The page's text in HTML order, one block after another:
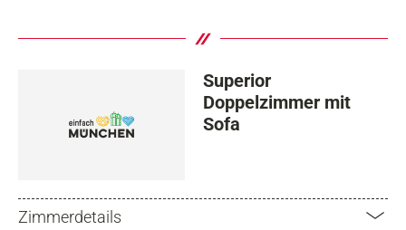
Superior
Doppelzimmer mit
Sofa
Zimmerdetails